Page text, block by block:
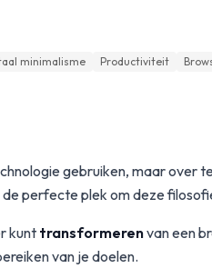
minimalisme Productiviteit
gebruiken, maar over
perfecte plek om deze
kunt transformerenvan een
van je doelen.